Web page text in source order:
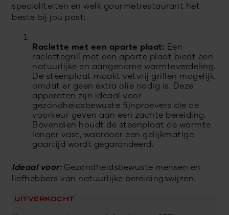
specialiteiten en welk gourmetrestaurant het
beste bij jou past:
Raclette met een aparte plaat: Een
raclettegrill met een aparte plaat biedt een
natuurlijke en aangename warmteverdeling.
De steenplaat maakt vetvrij grillen mogelijk,
omdat er geen extra olie nodig is. Deze
apparaten zijn ideaal voor
gezondheidsbewuste fijnproevers die de
voorkeur geven aan een zachte bereiding.
Bovendien houdt de steenplaat de warmte
langer vast, waardoor een gelijkmatige
gaartijd wordt gegarandeerd.
Ideaal voor:Gezondheidsbewuste mensen en
liefhebbers van natuurlijke bereidingswijzen.
UITVERKOCHT